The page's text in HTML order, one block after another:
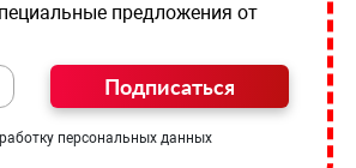
предложения от
Подписаться
персональных данных